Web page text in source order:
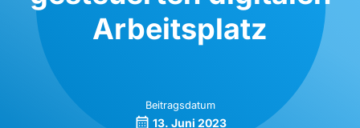
Arbeitsplatz
Beitragsdatum
13. Juni 2023